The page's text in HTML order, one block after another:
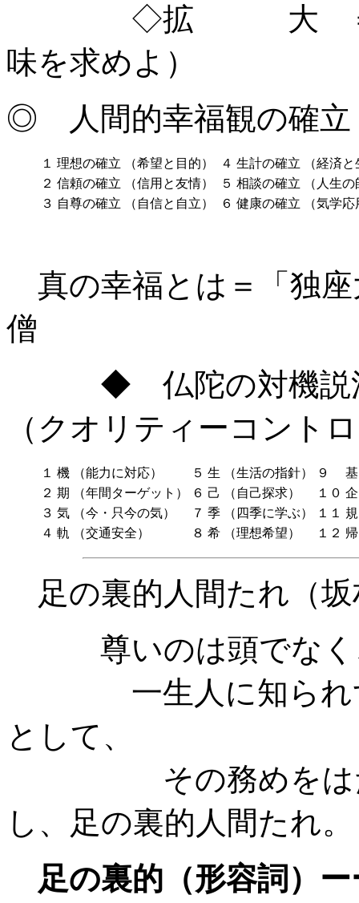
◇拡 大 ＝未知
味を求めよ）
◎ 人間的幸福観の確立
１ 理想の確立 （希望と目的） ４ 生計の確立
（経済
２ 信頼の確立 （信用と友情） ５ 相談の確立
（人生
３ 自尊の確立 （自信と自立） ６ 健康の確立 （気学
真の幸福とは＝「独
僧
◆ 仏陀の対機説法
（クオリティーコント
１ 機 （能力に対応） ５ 生 （生活の指針） ９
基
２ 期 （年間ターゲット） ６ 己 （自己探求） １０ 企
３ 気 （今・只今の気） ７ 季 （四季に学ぶ） １１
規
４ 軌 （交通安全） ８ 希 （理想希望） １２ 帰
足の裏的人間たれ（
尊いのは頭でなく、
一生人に知られず
として、
その務めをはた
し、足の裏的人間たれ。
足の裏的（形容詞）